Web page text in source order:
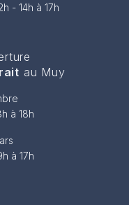
- 14h à 17h
au Muy
à 18h
à 17h